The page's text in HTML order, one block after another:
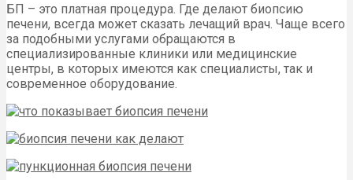
БП – это платная процедура. Где делают биопсию
печени, всегда может сказать лечащий врач. Чаще всего
за подобными услугами обращаются в
специализированные клиники или медицинские
центры, в которых имеются как специалисты, так и
современное оборудование.